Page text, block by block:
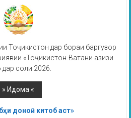
Тоҷикистон дар бораи баргузор
«Тоҷикистон-Ватани азизи
дар соли 2026.
доноӣ китоб аст»